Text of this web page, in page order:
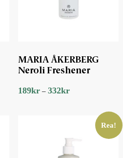
MARIA ÅKERBERG
Neroli Freshener
189kr– 332kr
Rea!